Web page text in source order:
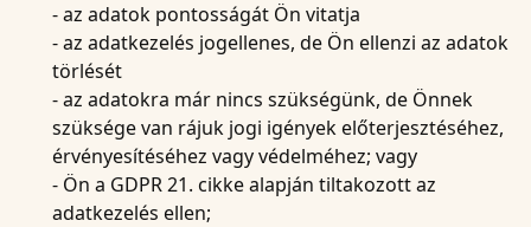
- az adatok pontosságát Ön vitatja
- az adatkezelés jogellenes, de Ön ellenzi az adatok
törlését
- az adatokra már nincs szükségünk, de Önnek
szüksége van rájuk jogi igények előterjesztéséhez,
érvényesítéséhez vagy védelméhez; vagy
- Ön a GDPR 21. cikke alapján tiltakozott az
adatkezelés ellen;